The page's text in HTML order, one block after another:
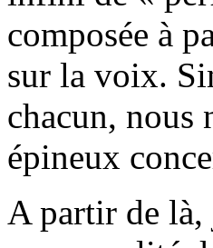
composée à
sur la voix.
chacun, nous
épineux
A partir de là,